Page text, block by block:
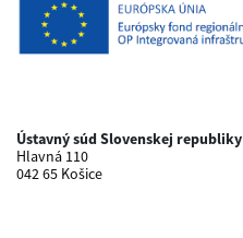
Ústavný súd Slovenskej republiky
Hlavná 110
042 65 Košice